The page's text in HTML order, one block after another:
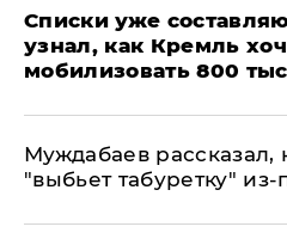
Списки уже
узнал, как Кремль
мобилизовать 800
Муждабаев рассказал,
"выбьет табуретку"